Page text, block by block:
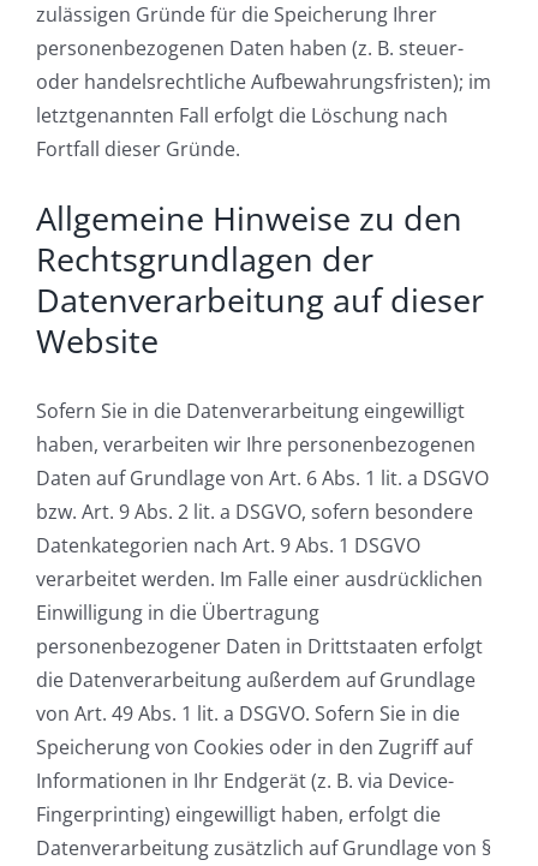
zulässigen Gründe für die Speicherung Ihrer
personenbezogenen Daten haben (z. B. steuer-
oder handelsrechtliche Aufbewahrungsfristen); im
letztgenannten Fall erfolgt die Löschung nach
Fortfall dieser Gründe.
Allgemeine Hinweise zu den
Rechtsgrundlagen der
Datenverarbeitung auf dieser
Website
Sofern Sie in die Datenverarbeitung eingewilligt
haben, verarbeiten wir Ihre personenbezogenen
Daten auf Grundlage von Art. 6 Abs. 1 lit. a DSGVO
bzw. Art. 9 Abs. 2 lit. a DSGVO, sofern besondere
Datenkategorien nach Art. 9 Abs. 1 DSGVO
verarbeitet werden. Im Falle einer ausdrücklichen
Einwilligung in die Übertragung
personenbezogener Daten in Drittstaaten erfolgt
die Datenverarbeitung außerdem auf Grundlage
von Art. 49 Abs. 1 lit. a DSGVO. Sofern Sie in die
Speicherung von Cookies oder in den Zugriff auf
Informationen in Ihr Endgerät (z. B. via Device-
Fingerprinting) eingewilligt haben, erfolgt die
Datenverarbeitung zusätzlich auf Grundlage von §